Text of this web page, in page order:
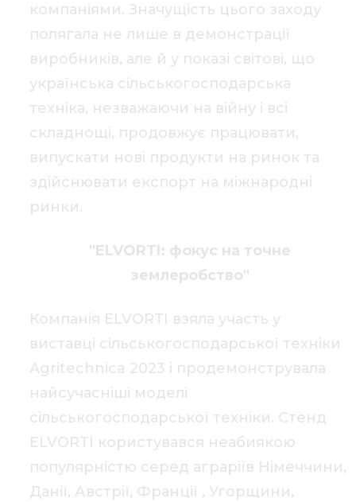
компаніями. Значущість цього заходу
полягала не лише в демонстрації
виробників, але й у показі світові, що
українська сільськогосподарська
техніка, незважаючи на війну і всі
складнощі, продовжує працювати,
випускати нові продукти на ринок та
здійснювати експорт на міжнародні
ринки.
"ELVORTI: фокус на точне
землеробство"
Компанія ELVORTI взяла участь у
виставці сільськогосподарської техніки
Agritechnica 2023 і продемонструвала
найсучасніші моделі
сільськогосподарської техніки. Стенд
ELVORTI користувався неабиякою
популярністю серед аграріїв Німеччини,
Данії, Австрії, Франції , Угорщини,